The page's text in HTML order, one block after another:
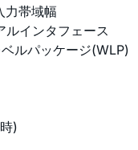
力帯域幅
ルインタフェース
ルパッケージ(WLP)
)